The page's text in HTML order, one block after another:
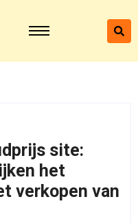
site:
het
verkopen van